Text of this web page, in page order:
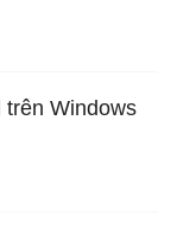
Windows